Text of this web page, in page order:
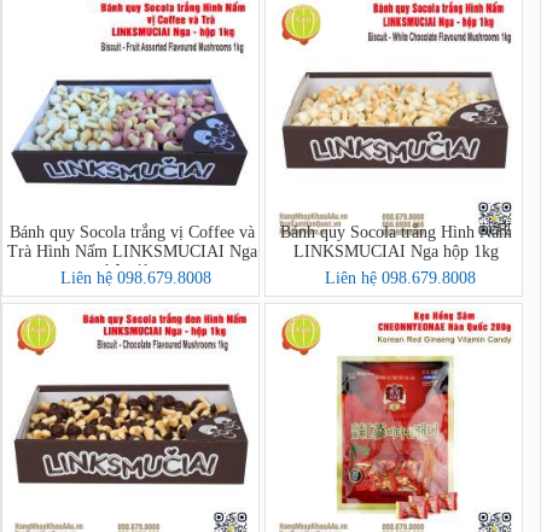
Bánh quy Socola trắng vị Coffee và
Trà Hình Nấm LINKSMUCIAI Nga
hộp 1kg
Liên hệ 098.679.8008
Bánh quy Socola trắng Hình Nấm
LINKSMUCIAI Nga hộp 1kg
Liên hệ 098.679.8008